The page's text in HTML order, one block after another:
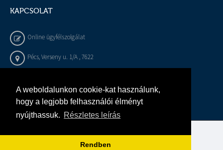
A weboldalunkon cookie-kat használunk,
hogy a legjobb felhasználói élményt
nyújthassuk. Részletes leírás
Rendben
KAPCSOLAT
Online ügyfélszolgálat
Pécs, Verseny u. 1/A , 7622
info@gepeszbolt.hu
Árukereső, a hiteles vásárlási kalauz
Murányi Épületgépészet Kft.